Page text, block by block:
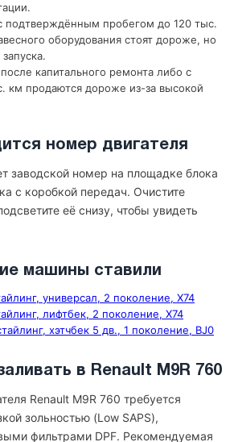
подтверждённым пробегом до 120 тыс.
оборудования стоят дороже, но
капитального ремонта либо с
км продаются дороже из-за высокой
номер двигателя
заводской номер на площадке блока
с коробкой передач. Очистите
её снизу, чтобы увидеть
машины ставили
универсал, 2 поколение, X74
лифтбек, 2 поколение, X74
хэтчбек 5 дв., 1 поколение, BJ0
в Renault M9R 760
Renault M9R 760 требуется
зольностью (Low SAPS),
фильтрами DPF. Рекомендуемая